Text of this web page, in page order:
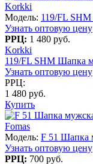
Korkki
Модель: 119/FL
Узнать оптовую цену
РРЦ: 1 480 руб.
Korkki
119/FL SHM Шапка
Узнать оптовую цену
РРЦ:
1 480 руб.
Купить
Fomas
Модель: F 51 Шапка
Узнать оптовую цену
РРЦ: 700 руб.